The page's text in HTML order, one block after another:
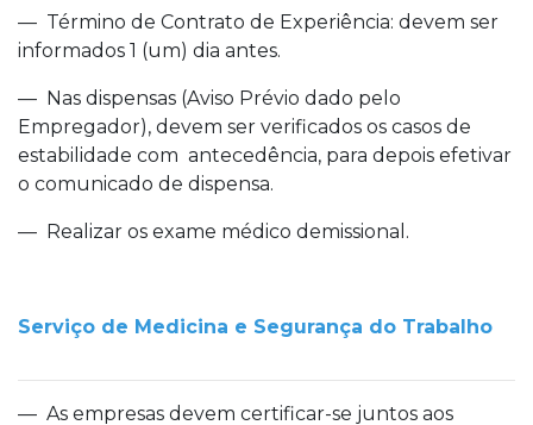
— Término de Contrato de Experiência: devem ser
informados 1 (um) dia antes.
— Nas dispensas (Aviso Prévio dado pelo
Empregador), devem ser verificados os casos de
estabilidade com antecedência, para depois efetivar
o comunicado de dispensa.
— Realizar os exame médico demissional.
Serviço de Medicina e Segurança do Trabalho
— As empresas devem certificar-se juntos aos